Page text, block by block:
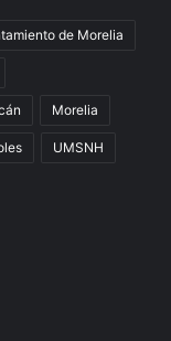
de Morelia
Morelia
UMSNH